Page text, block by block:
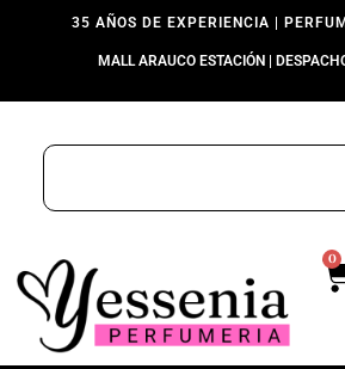
35 AÑOS DE EXPERIENCIA |
MALL ARAUCO ESTACIÓN |
0